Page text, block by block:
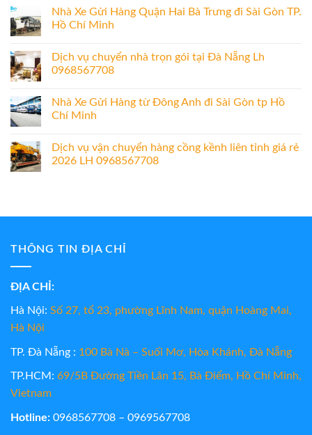
Nhà Xe Gửi Hàng Quận Hai Bà Trưng đi Sài Gòn TP.
Hồ Chí Minh
Dịch vụ chuyển nhà trọn gói tại Đà Nẵng Lh
0968567708
Nhà Xe Gửi Hàng từ Đông Anh đi Sài Gòn tp Hồ
Chí Minh
Dịch vụ vận chuyển hàng cồng kềnh liên tỉnh giá rẻ
2026 LH 0968567708
THÔNG TIN ĐỊA CHỈ
ĐỊA CHỈ:
Hà Nội: Số 27, tổ 23, phường Lĩnh Nam, quận Hoàng Mai,
Hà Nội
TP. Đà Nẵng : 100 Bà Nà – Suối Mơ, Hòa Khánh, Đà Nẵng
TP.HCM: 69/5B Đường Tiền Lân 15, Bà Điểm, Hồ Chí Minh,
Vietnam
Hotline: 0968567708 – 0969567708